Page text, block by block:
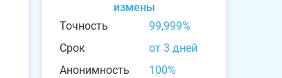
измены
Точность
99,999%
Срок
от 3 дней
Анонимность
100%